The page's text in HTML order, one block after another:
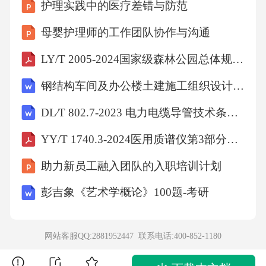
护理实践中的医疗差错与防范
母婴护理师的工作团队协作与沟通
LY/T 2005-2024国家级森林公园总体规划规范
钢结构车间及办公楼土建施工组织设计(完整版)
DL∕T 802.7-2023 电力电缆导管技术条件 第7部分：非开挖用塑料电缆导管
YY/T 1740.3-2024医用质谱仪第3部分：电感耦合等离子体质谱仪
助力新员工融入团队的入职培训计划
彭吉象《艺术学概论》100题-考研
网站客服QQ:2881952447 联系电话:400-852-1180